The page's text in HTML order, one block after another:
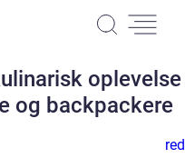
og backpackere